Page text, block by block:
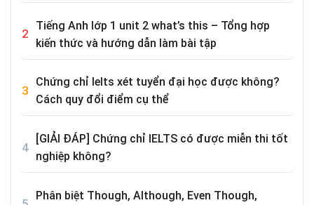
Tiếng Anh lớp 1 unit 2 what’s this – Tổng hợp
kiến thức và hướng dẫn làm bài tập
Chứng chỉ Ielts xét tuyển đại học được không?
Cách quy đổi điểm cụ thể
[GIẢI ĐÁP] Chứng chỉ IELTS có được miễn thi tốt
nghiệp không?
Phân biệt Though, Although, Even Though,